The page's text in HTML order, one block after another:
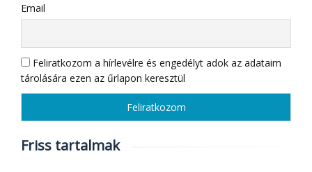
Email
Feliratkozom a hírlevélre és engedélyt adok az adataim
tárolására ezen az űrlapon keresztül
Friss tartalmak